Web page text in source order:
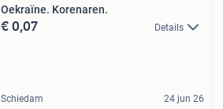
Oekraïne. Korenaren.
€ 0,07 Details
Schiedam 24 jun 26